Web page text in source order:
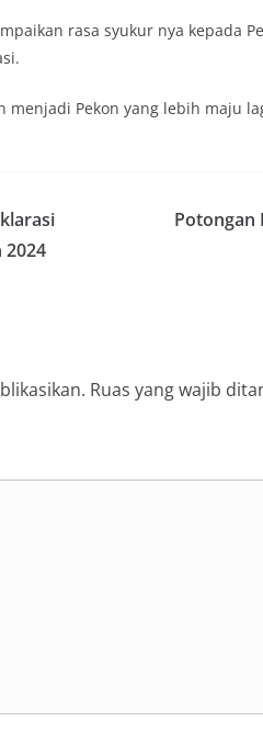
rasa syukur nya kepada
menjadi Pekon yang lebih maju
2024
Potongan
Ruas yang wajib